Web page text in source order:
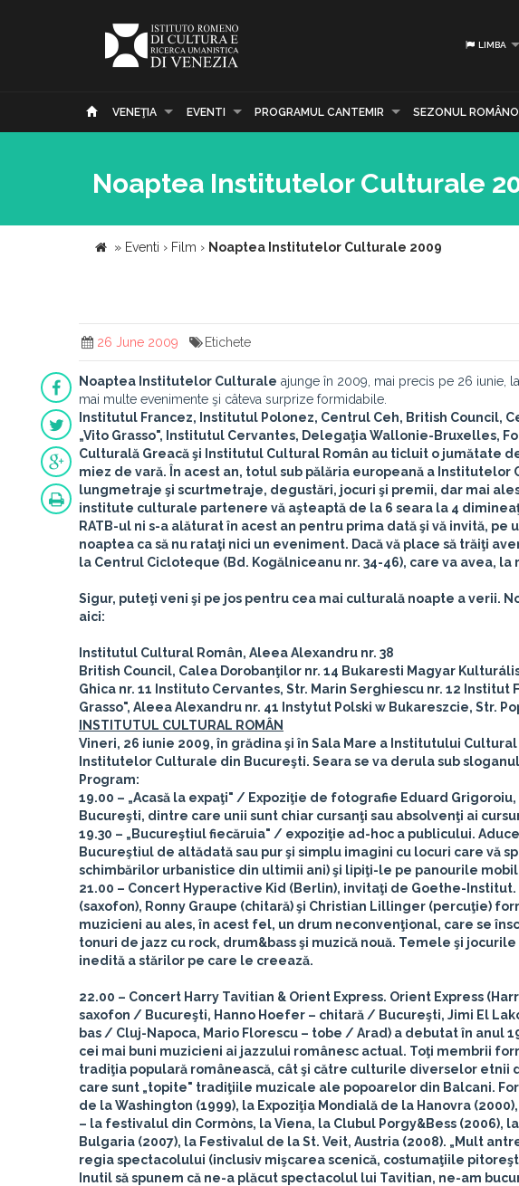
LIMBA
VENEŢIA EVENTI PROGRAMUL CANTEMIR SEZONUL
Noaptea Institutelor Culturale
» Eventi › Film › Noaptea Institutelor Culturale 2009
26 June 2009 Etichete
Noaptea Institutelor Culturale ajunge în 2009, mai precis pe 26 iunie,
mai multe evenimente şi câteva surprize formidabile.
Institutul Francez, Institutul Polonez, Centrul Ceh, British Council,
„Vito Grasso", Institutul Cervantes, Delegaţia Wallonie-Bruxelles,
Culturală Greacă şi Institutul Cultural Român au ticluit o jumătate
miez de vară. În acest an, totul sub pălăria europeană a Institutelor
lungmetraje şi scurtmetraje, degustări, jocuri şi premii, dar mai
institute culturale partenere vă aşteaptă de la 6 seara la 4
RATB-ul ni s-a alăturat în acest an pentru prima dată şi vă invită,
noaptea ca să nu rataţi nici un eveniment. Dacă vă place să trăiţi
la Centrul Cicloteque (Bd. Kogălniceanu nr. 34-46), care va avea, la
Sigur, puteţi veni şi pe jos pentru cea mai culturală noapte a verii.
aici:
Institutul Cultural Român, Aleea Alexandru nr. 38
British Council, Calea Dorobanţilor nr. 14 Bukaresti Magyar
Ghica nr. 11 Instituto Cervantes, Str. Marin Serghiescu nr. 12 Institut
Grasso", Aleea Alexandru nr. 41 Instytut Polski w Bukareszcie, Str.
INSTITUTUL CULTURAL ROMÂN
Vineri, 26 iunie 2009, în grădina şi în Sala Mare a Institutului
Institutelor Culturale din Bucureşti. Seara se va derula sub sloganul
Program:
19.00 – „Acasă la expaţi" / Expoziţie de fotografie Eduard
Bucureşti, dintre care unii sunt chiar cursanţi sau absolvenţi ai
19.30 – „Bucureştiul fiecăruia" / expoziţie ad-hoc a publicului.
Bucureştiul de altădată sau pur şi simplu imagini cu locuri care vă
schimbărilor urbanistice din ultimii ani) şi lipiţi-le pe panourile
21.00 – Concert Hyperactive Kid (Berlin), invitaţi de Goethe-Institut.
(saxofon), Ronny Graupe (chitară) şi Christian Lillinger (percuţie)
muzicieni au ales, în acest fel, un drum neconvenţional, care se
tonuri de jazz cu rock, drum&bass şi muzică nouă. Temele şi
inedită a stărilor pe care le creează.
22.00 – Concert Harry Tavitian & Orient Express. Orient Express
saxofon / Bucureşti, Hanno Hoefer – chitară / Bucureşti, Jimi El
bas / Cluj-Napoca, Mario Florescu – tobe / Arad) a debutat în anul
cei mai buni muzicieni ai jazzului românesc actual. Toţi membrii
tradiţia populară românească, cât şi către culturile diverselor etnii
care sunt „topite" tradiţiile muzicale ale popoarelor din Balcani.
de la Washington (1999), la Expoziţia Mondială de la Hanovra
– la festivalul din Cormòns, la Viena, la Clubul Porgy&Bess (2006),
Bulgaria (2007), la Festivalul de la St. Veit, Austria (2008). „Mult
regia spectacolului (inclusiv mişcarea scenică, costumaţiile
Inutil să spunem că ne-a plăcut spectacolul lui Tavitian, ne-am